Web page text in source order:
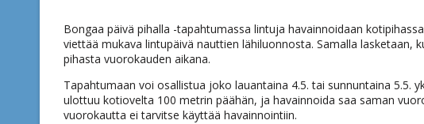
Bongaa päivä pihalla -tapahtumassa lintuja havainnoidaan
viettää mukava lintupäivä nauttien lähiluonnosta. Samalla
pihasta vuorokauden aikana.
Tapahtumaan voi osallistua joko lauantaina 4.5. tai sunnuntaina 5.5.
ulottuu kotiovelta 100 metrin päähän, ja havainnoida saa saman
vuorokautta ei tarvitse käyttää havainnointiin.